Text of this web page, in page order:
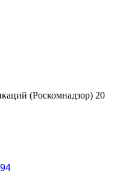
(Роскомнадзор) 20